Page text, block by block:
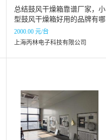
总结鼓风干燥箱靠谱厂家，小
型鼓风干燥箱好用的品牌有哪
些
2000.00 元/台
上海丙林电子科技有限公司